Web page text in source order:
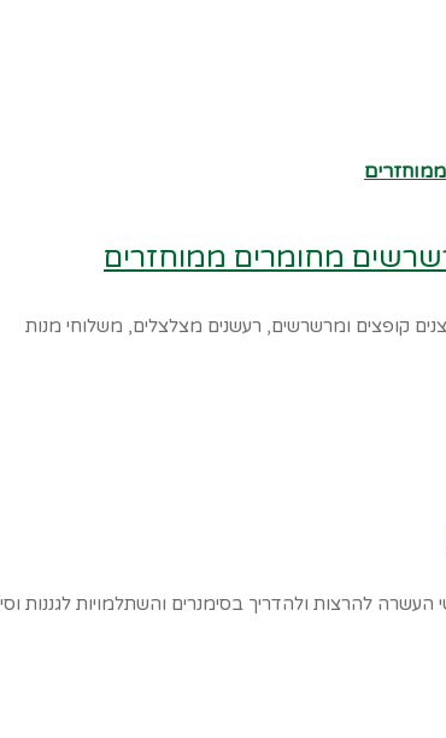
מחומרים ממוחזרים
קופצים ומרשרשים, רעשנים מצלצלים, משלוחי מנות
להרצות ולהדריך בסימנרים והשתלמויות לגננות